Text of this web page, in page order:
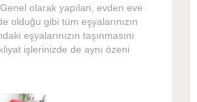
olarak yapılan, evden eve
olduğu gibi tüm eşyalarınızın
eşyalarınızın taşınmasını
işlerinizde de aynı özeni